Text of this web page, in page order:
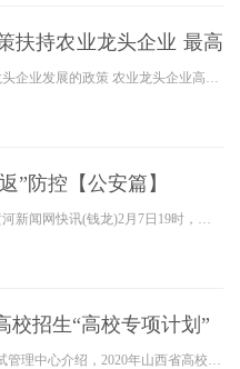
扶持农业龙头企业 最高
原标题:我省出台了10项扶持农业产业化龙头企业发展的政策 农业龙头企业高新技术自建项目最高奖1000万元 为了促进农村第一、二、三产业深度融合，构建农村产业体系，9月11日，《山
”防控【公安篇】
山西省政府新闻办公室举行新闻发布会 黄河新闻网快讯(钱龙)2月7日19时，山西省政府新闻办公室举行新闻发布会。山西省卫生委员会副主任、山西省教育厅副厅长毅、山西省工业和信息
校招生“高校专项计划”
黄河新闻网消息(刘亚男)据山西省招生考试管理中心介绍，2020年山西省高校招生有两种“高校专项计划”，一种是按省分配计划数，一种是不按省分配计划数。下表列出了按省分配计划